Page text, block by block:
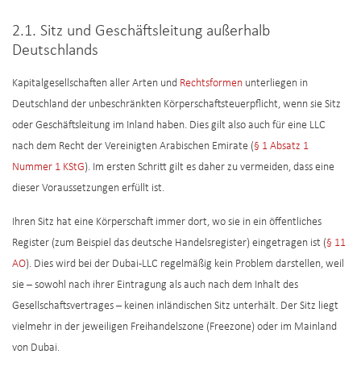
2.1. Sitz und Geschäftsleitung außerhalb
Deutschlands
Kapitalgesellschaften aller Arten und Rechtsformen unterliegen in
Deutschland der unbeschränkten Körperschaftsteuerpflicht, wenn sie Sitz
oder Geschäftsleitung im Inland haben. Dies gilt also auch für eine LLC
nach dem Recht der Vereinigten Arabischen Emirate (§ 1 Absatz 1
Nummer 1 KStG). Im ersten Schritt gilt es daher zu vermeiden, dass eine
dieser Voraussetzungen erfüllt ist.
Ihren Sitz hat eine Körperschaft immer dort, wo sie in ein öffentliches
Register (zum Beispiel das deutsche Handelsregister) eingetragen ist (§ 11
AO). Dies wird bei der Dubai-LLC regelmäßig kein Problem darstellen, weil
sie – sowohl nach ihrer Eintragung als auch nach dem Inhalt des
Gesellschaftsvertrages – keinen inländischen Sitz unterhält. Der Sitz liegt
vielmehr in der jeweiligen Freihandelszone (Freezone) oder im Mainland
von Dubai.